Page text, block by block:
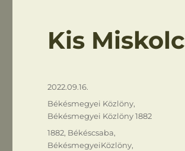
Kis Miskolc
Közzétéve
2022.09.16.
Kategória
Békésmegyei Közlöny,
Békésmegyei Közlöny 1882
Címke
1882, Békéscsaba,
BékésmegyeiKözlöny,